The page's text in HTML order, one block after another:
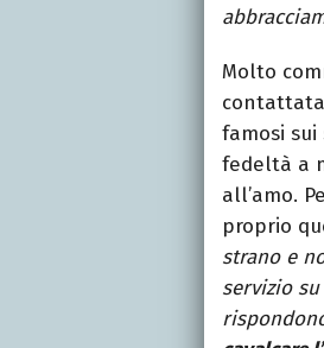
Molto
famosi
fedeltà a
all’amo.
proprio
strano e
servizio